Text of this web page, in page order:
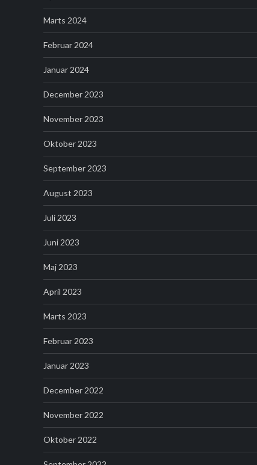
Marts 2024
Februar 2024
Januar 2024
December 2023
November 2023
Oktober 2023
September 2023
August 2023
Juli 2023
Juni 2023
Maj 2023
April 2023
Marts 2023
Februar 2023
Januar 2023
December 2022
November 2022
Oktober 2022